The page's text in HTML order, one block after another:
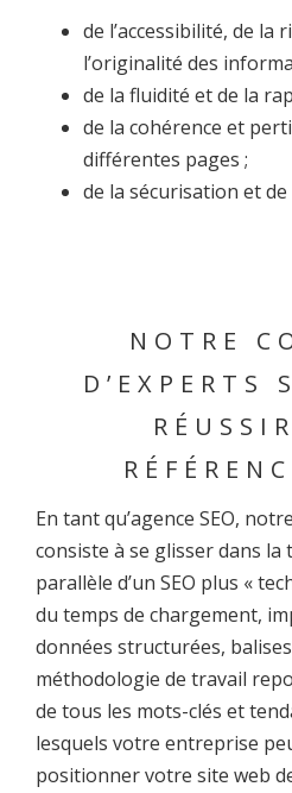
de l’accessibilité, de la
l’originalité des
de la fluidité et de la
de la cohérence et
différentes pages ;
de la sécurisation et de
NOTRE
D’EXPERTS
En tant qu’agence SEO,
consiste à se glisser dans la
parallèle d’un SEO plus «
du temps de chargement,
données structurées,
méthodologie de travail
de tous les mots-clés et
lesquels votre entreprise
positionner votre site web